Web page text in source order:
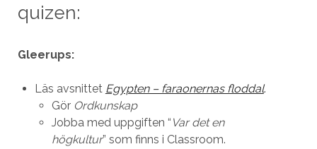
quizen:
Gleerups:
Läs avsnittet Egypten – faraonernas floddal.
Gör Ordkunskap
Jobba med uppgiften “ Var det en
högkultur” som finns i Classroom.